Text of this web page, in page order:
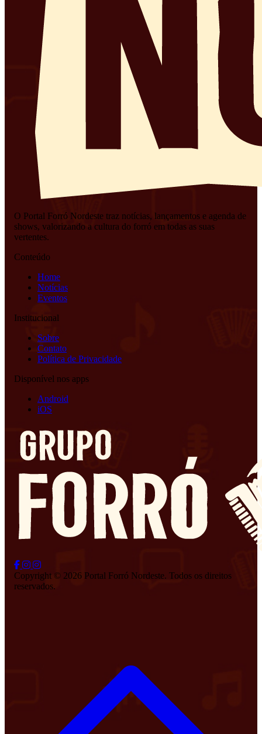
O Portal Forró Nordeste traz notícias, lançamentos e agenda de
shows, valorizando a cultura do forró em todas as suas
vertentes.
Conteúdo
Home
Notícias
Eventos
Institucional
Sobre
Contato
Política de Privacidade
Disponível nos apps
Android
iOS
Copyright © 2026 Portal Forró Nordeste. Todos os direitos
reservados.